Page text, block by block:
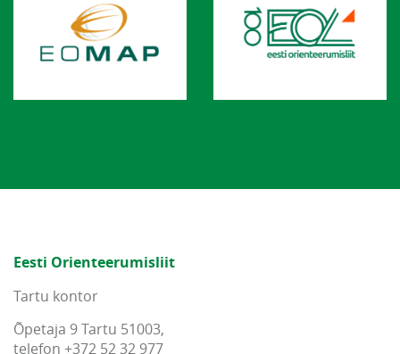
Eesti Orienteerumisliit
Tartu kontor
Õpetaja 9 Tartu 51003,
telefon +372 52 32 977